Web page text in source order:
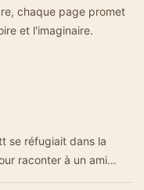
chaque page promet
et l'imaginaire.
se réfugiait dans la
raconter à un ami